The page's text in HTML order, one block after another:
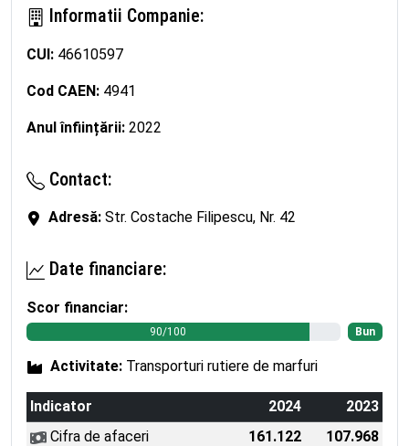
Informatii Companie:
CUI: 46610597
Cod CAEN: 4941
Anul înființării: 2022
Contact:
Adresă: Str. Costache Filipescu, Nr. 42
Date financiare:
Scor financiar:
90/100 Bun
Activitate: Transporturi rutiere de marfuri
Indicator 2024
2023
Cifra de afaceri
161.122
107.968